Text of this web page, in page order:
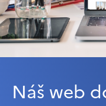
Náš web